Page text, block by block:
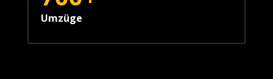
Umzüge